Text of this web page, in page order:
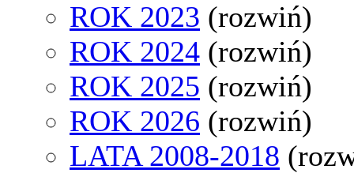
ROK 2023 (rozwiń)
ROK 2024 (rozwiń)
ROK 2025 (rozwiń)
ROK 2026 (rozwiń)
LATA 2008-2018